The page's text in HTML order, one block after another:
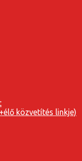
közvetítés linkje)